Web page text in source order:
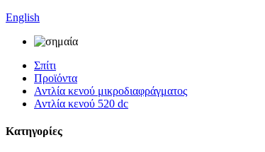
English
Σπίτι
Προϊόντα
Αντλία κενού μικροδιαφράγματος
Αντλία κενού 520 dc
Κατηγορίες